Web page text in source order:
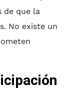
de que la
No existe un